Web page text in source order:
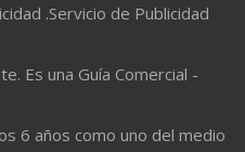
.Servicio de Publicidad
Es una Guía Comercial -
6 años como uno del medio